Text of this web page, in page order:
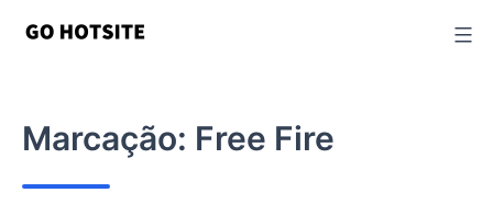
Marcação: Free Fire